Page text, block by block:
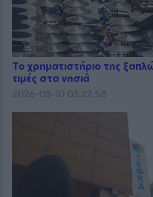
Το χρηματιστήριο της
τιμές στα νησιά
2026-08-10 03:22:58